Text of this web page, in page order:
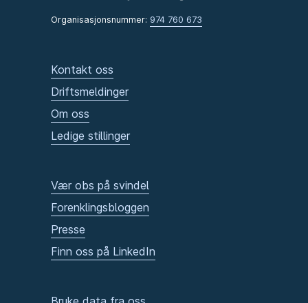
Organisasjonsnummer: 974 760 673
Kontakt oss
Driftsmeldinger
Om oss
Ledige stillinger
Vær obs på svindel
Forenklingsbloggen
Presse
Finn oss på LinkedIn